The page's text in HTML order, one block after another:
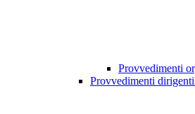
Provvedimenti
Provvedimenti